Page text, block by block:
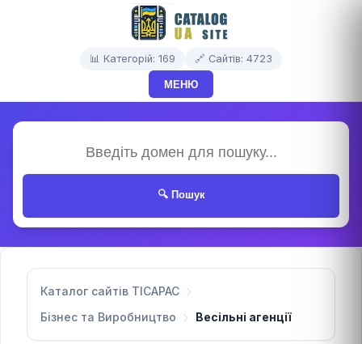
📊 Категорій: 169 🔗 Сайтів: 4723
МЕНЮ
🔍 Пошук
Каталог сайтів TICAPAC
Бізнес та Виробництво
Весільні агенції